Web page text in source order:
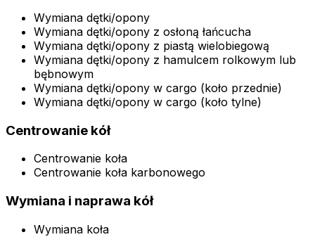
Wymiana dętki/opony
Wymiana dętki/opony z osłoną łańcucha
Wymiana dętki/opony z piastą wielobiegową
Wymiana dętki/opony z hamulcem rolkowym lub
bębnowym
Wymiana dętki/opony w cargo (koło przednie)
Wymiana dętki/opony w cargo (koło tylne)
Centrowanie kół
Centrowanie koła
Centrowanie koła karbonowego
Wymiana i naprawa kół
Wymiana koła